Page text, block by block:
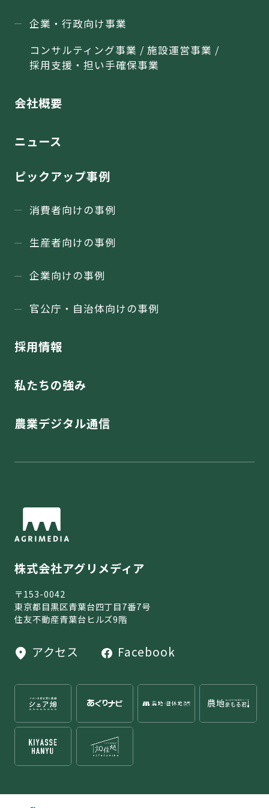
株式会社アグリメディア
〒153-0042
東京都目黒区青葉台四丁目7番7号
住友不動産青葉台ヒルズ9階
アクセス Facebook
企業・行政向け事業
コンサルティング事業 / 施設運営事業 /
採用支援・担い手確保事業
会社概要
ニュース
ピックアップ事例
消費者向けの事例
生産者向けの事例
企業向けの事例
官公庁・⾃治体向けの事例
採用情報
私たちの強み
農業デジタル通信